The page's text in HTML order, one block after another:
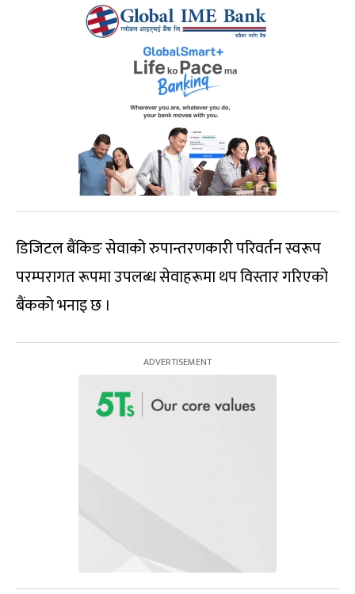
डिजिटल बैंकिङ सेवाको रुपान्तरणकारी परिवर्तन स्वरूप
परम्परागत रूपमा उपलब्ध सेवाहरूमा थप विस्तार गरिएको
बैंकको भनाइ छ ।